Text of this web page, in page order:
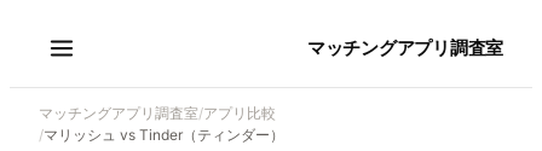
マッチングアプリ調査室
マッチングアプリ調査室/アプリ比較
/マリッシュ vs Tinder（ティンダー）